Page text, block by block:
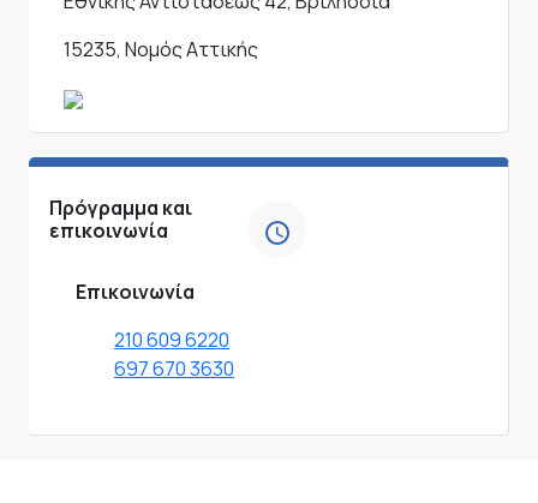
15235, Νομός Αττικής
Πρόγραμμα και
επικοινωνία
Επικοινωνία
210 609 6220
697 670 3630